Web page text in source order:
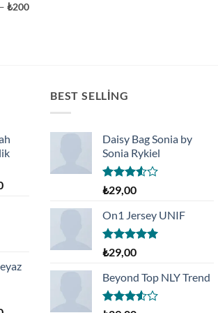
₺200
Şu
BEST SELLING
Daisy Bag Sonia by
Sonia Rykiel
5
üzerinden
3.50oy
aldı
₺29,00
On1 Jersey UNIF
5 üzerinden
5.00oy
aldı
₺29,00
Beyond Top NLY Trend